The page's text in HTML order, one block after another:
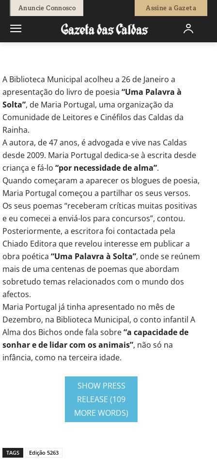
Anuncie Connosco Assine a Gazeta
Natacha Narciso 752 0
A Biblioteca Municipal acolheu a 26 de Janeiro a
apresentação do livro de poesia “Uma Palavra à
Solta”, de Maria Portugal, uma organização da
Comunidade de Leitores e Cinéfilos das Caldas da
Rainha.
A autora, de 47 anos, é advogada e vive nas Caldas
desde 2009. Maria Portugal dedica-se à escrita desde
criança e fá-lo “por necessidade de alma”.
Quando começaram a aparecer os blogues de poesia,
Maria Portugal começou a partilhar os seus versos.
Os seus poemas “receberam críticas muitas positivas
e eu comecei a enviá-los para concursos”, contou.
Posteriormente, a escritora foi contactada pela
Chiado Editora que revelou interesse em publicar a
obra poética “Uma Palavra à Solta”, onde se reúnem
mais de uma centenas de poemas que abordam
sobretudo temas relacionados com o mundo dos
afectos.
Maria Portugal já tinha apresentado no mês de
Dezembro, na Biblioteca Municipal, o conto infantil A
Alma dos Bichos onde fala sobre“a capacidade de
sonhar e de lidar com os animais”, não só na
infância, como na terceira idade.
SHOW PRESS
RELEASE (109
MORE WORDS)
TAGS Edição 5263